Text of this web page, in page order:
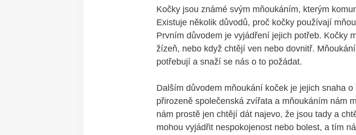
Kočky jsou známé svým mňoukáním, kterým
Existuje několik důvodů, proč kočky používají
Prvním důvodem je vyjádření jejich potřeb. Kočky
žízeň, nebo když chtějí ven nebo dovnitř.
potřebují a snaží se nás o to požádat.
Dalším důvodem mňoukání koček je jejich snaha
přirozeně společenská zvířata a mňoukáním nám
nám prostě jen chtějí dát najevo, že jsou tady a
mohou vyjádřit nespokojenost nebo bolest, a tím